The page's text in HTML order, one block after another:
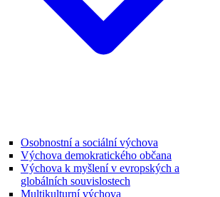
Osobnostní a sociální výchova
Výchova demokratického občana
Výchova k myšlení v evropských a
globálních souvislostech
Multikulturní výchova